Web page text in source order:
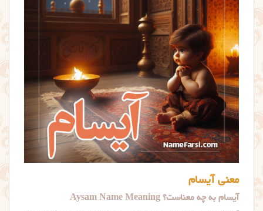
معنی آیسام
آیسام به چه معناست؟ Aysam Name Meaning